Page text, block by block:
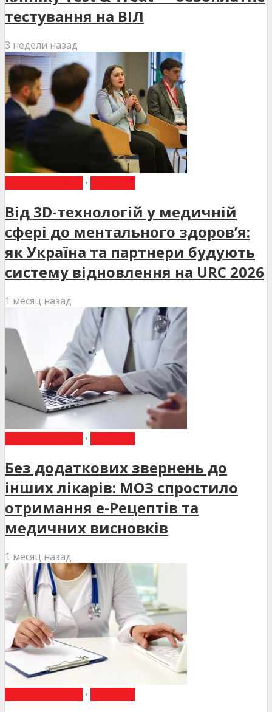
тестування на ВІЛ
3 недели назад
•
Від 3D-технологій у медичній
сфері до ментального здоров’я:
як Україна та партнери будують
систему відновлення на URC 2026
1 месяц назад
•
Без додаткових звернень до
інших лікарів: МОЗ спростило
отримання е-Рецептів та
медичних висновків
1 месяц назад
•